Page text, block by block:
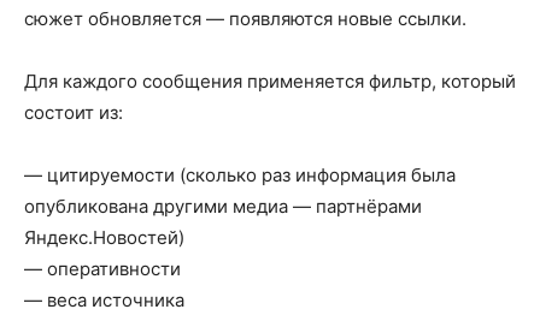
сюжет обновляется — появляются новые ссылки.
Для каждого сообщения применяется фильтр, который
состоит из:
— цитируемости (сколько раз информация была
опубликована другими медиа — партнёрами
Яндекс.Новостей)
— оперативности
— веса источника